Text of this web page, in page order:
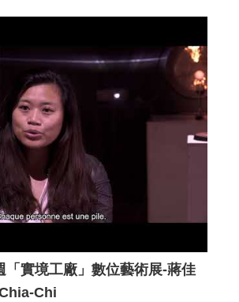
「實境工廠」數位藝術展-蔣佳
Chi